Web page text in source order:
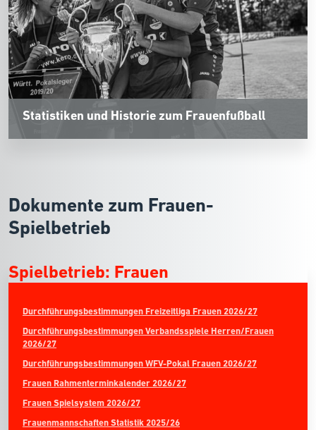
Statistiken und Historie zum Frauenfußball
Dokumente zum Frauen-
Spielbetrieb
Spielbetrieb: Frauen
Durchführungsbestimmungen Freizeitliga Frauen 2026/27
Durchführungsbestimmungen Verbandsspiele Herren/Frauen
2026/27
Durchführungsbestimmungen WFV-Pokal Frauen 2026/27
Frauen Rahmenterminkalender 2026/27
Frauen Spielsystem 2026/27
Frauenmannschaften Statistik 2025/26